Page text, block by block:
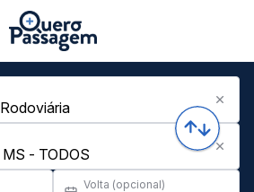
Volta (opcional)